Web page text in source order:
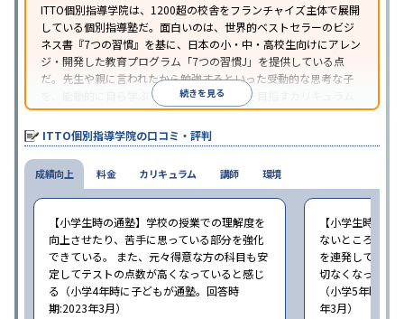
ITTO個別指導学院は、1200超の校舎をフランチャイズ主体で展開
している個別指導塾だ。面白いのは、世界的ベストセラーのビジ
ネス書『7つの習慣』を基に、日本の小・中・高校生向けにアレン
ジ・開発した教育プログラム「7つの習慣J」を提供している点
だ。先生や親に言われたから勉強するといった受動的な思考な子
を、能動的に自ら学ぶ子に育てていくことを目指すカリキュラム
である。個別指導の授業とは別に、集団授業形式の特別講座とし
て別料金で提供されるので、単なる成績アップ以上の、子どもの
心の成長を求める家庭にオススメだ。
続きを見る
ITTO個別指導学院の口コミ・評判
成績向上
【小学生時の通塾】学校の授業での理解度を
向上させたり、苦手に思っている部分を強化
できている。 また、元々得意な方の科目も安
定してテストの点数が高くなっていると感じ
る（小学4年時に子どもが通塾。回答時
期:2023年3月）
【小学生時の通
ないところがあ
を連発していた
切なくなった。
（小学5年時に
年3月）
料金 カリキュラム 講師 環境